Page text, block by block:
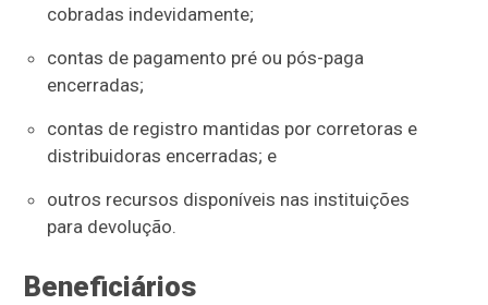
cobradas indevidamente;
contas de pagamento pré ou pós-paga
encerradas;
contas de registro mantidas por corretoras e
distribuidoras encerradas; e
outros recursos disponíveis nas instituições
para devolução.
Beneficiários